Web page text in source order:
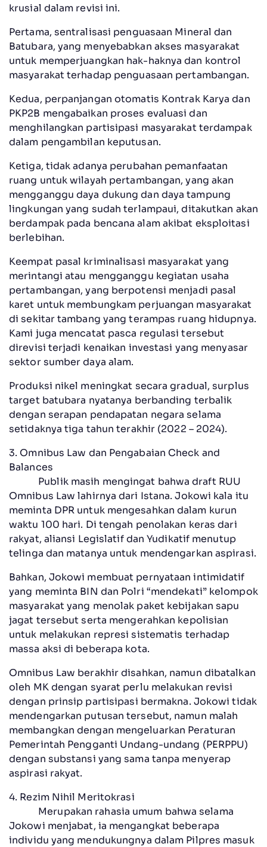
krusial dalam revisi ini.
Pertama, sentralisasi penguasaan Mineral dan
Batubara, yang menyebabkan akses masyarakat
untuk memperjuangkan hak-haknya dan kontrol
masyarakat terhadap penguasaan pertambangan.
Kedua, perpanjangan otomatis Kontrak Karya dan
PKP2B mengabaikan proses evaluasi dan
menghilangkan partisipasi masyarakat terdampak
dalam pengambilan keputusan.
Ketiga, tidak adanya perubahan pemanfaatan
ruang untuk wilayah pertambangan, yang akan
mengganggu daya dukung dan daya tampung
lingkungan yang sudah terlampaui, ditakutkan akan
berdampak pada bencana alam akibat eksploitasi
berlebihan.
Keempat pasal kriminalisasi masyarakat yang
merintangi atau mengganggu kegiatan usaha
pertambangan, yang berpotensi menjadi pasal
karet untuk membungkam perjuangan masyarakat
di sekitar tambang yang terampas ruang hidupnya.
Kami juga mencatat pasca regulasi tersebut
direvisi terjadi kenaikan investasi yang menyasar
sektor sumber daya alam.
Produksi nikel meningkat secara gradual, surplus
target batubara nyatanya berbanding terbalik
dengan serapan pendapatan negara selama
setidaknya tiga tahun terakhir (2022 – 2024).
3. Omnibus Law dan Pengabaian Check and
Balances
Publik masih mengingat bahwa draft RUU
Omnibus Law lahirnya dari Istana. Jokowi kala itu
meminta DPR untuk mengesahkan dalam kurun
waktu 100 hari. Di tengah penolakan keras dari
rakyat, aliansi Legislatif dan Yudikatif menutup
telinga dan matanya untuk mendengarkan aspirasi.
Bahkan, Jokowi membuat pernyataan intimidatif
yang meminta BIN dan Polri “mendekati” kelompok
masyarakat yang menolak paket kebijakan sapu
jagat tersebut serta mengerahkan kepolisian
untuk melakukan represi sistematis terhadap
massa aksi di beberapa kota.
Omnibus Law berakhir disahkan, namun dibatalkan
oleh MK dengan syarat perlu melakukan revisi
dengan prinsip partisipasi bermakna. Jokowi tidak
mendengarkan putusan tersebut, namun malah
membangkan dengan mengeluarkan Peraturan
Pemerintah Pengganti Undang-undang (PERPPU)
dengan substansi yang sama tanpa menyerap
aspirasi rakyat.
4. Rezim Nihil Meritokrasi
Merupakan rahasia umum bahwa selama
Jokowi menjabat, ia mengangkat beberapa
individu yang mendukungnya dalam Pilpres masuk